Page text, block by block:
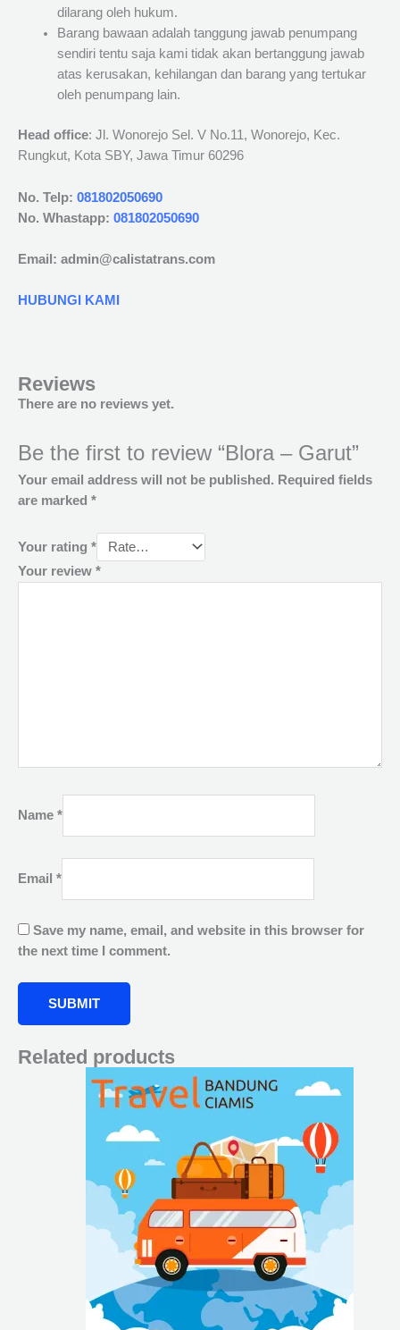
dilarang oleh hukum.
Barang bawaan adalah tanggung jawab penumpang
sendiri tentu saja kami tidak akan bertanggung jawab
atas kerusakan, kehilangan dan barang yang tertukar
oleh penumpang lain.
Head office: Jl. Wonorejo Sel. V No.11, Wonorejo, Kec.
Rungkut, Kota SBY, Jawa Timur 60296
No. Telp: 081802050690
No. Whastapp: 081802050690
Email: admin@calistatrans.com
HUBUNGI KAMI
Reviews
There are no reviews yet.
Be the first to review “Blora – Garut”
Your email address will not be published. Required fields
are marked *
Your rating *
Your review *
Name *
Email *
Save my name, email, and website in this browser for
the next time I comment.
Related products